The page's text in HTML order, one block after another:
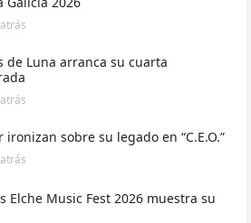
atrás
de Luna arranca su cuarta
atrás
ironizan sobre su legado en “C.E.O.”
atrás
Elche Music Fest 2026 muestra su